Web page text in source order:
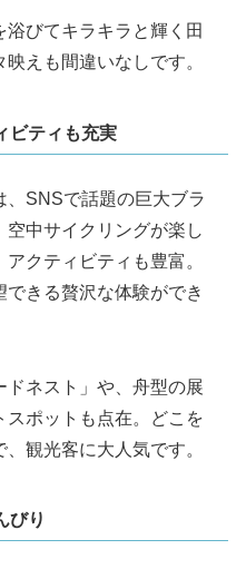
びてキラキラと輝く田
えも間違いなしです。
ビティも充実
、SNSで話題の巨大ブラ
空中サイクリングが楽し
クティビティも豊富。
きる贅沢な体験ができ
ドネスト」や、舟型の展
ポットも点在。どこを
観光客に大人気です。
びり